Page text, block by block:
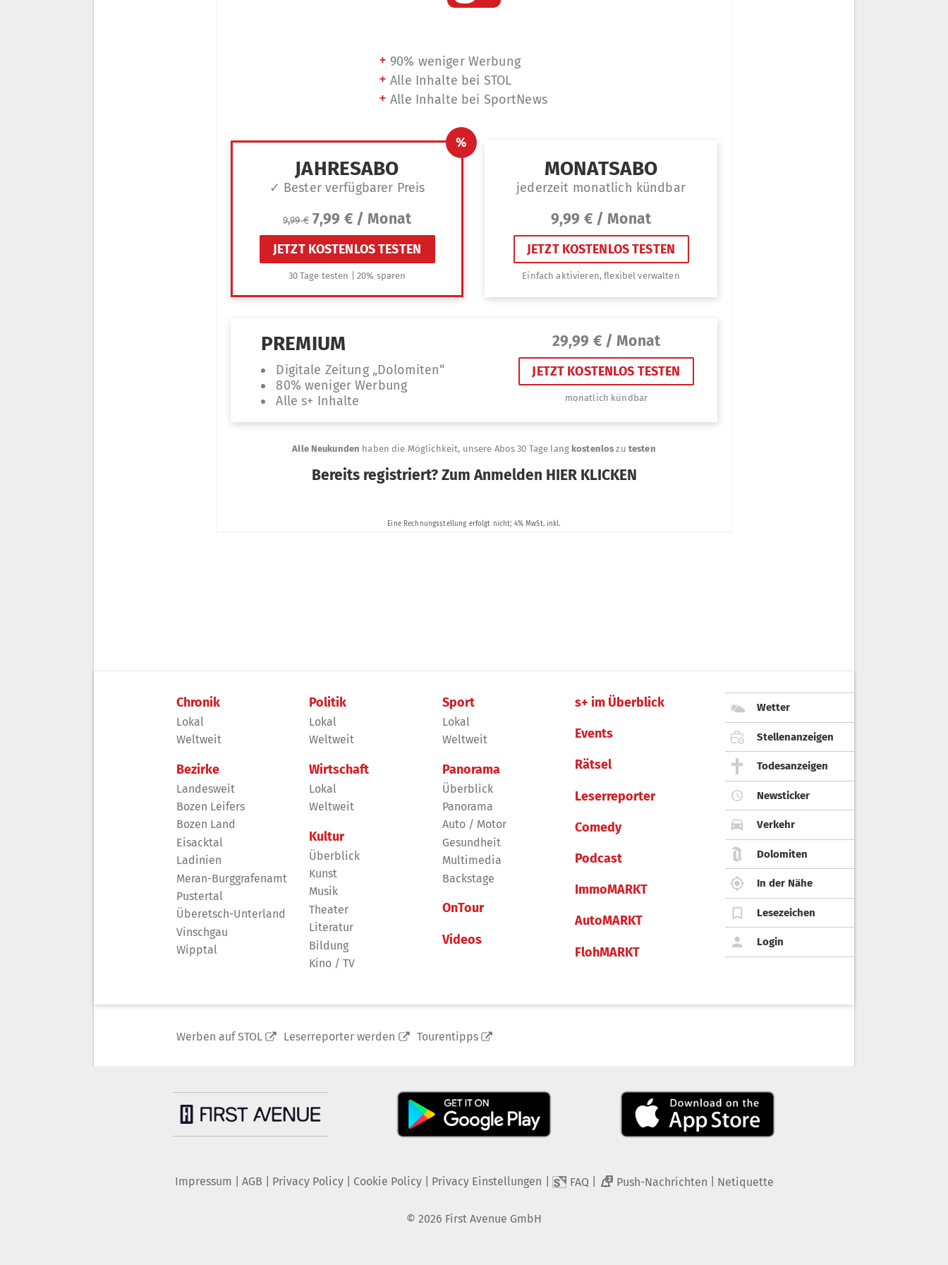
Chronik
Lokal
Weltweit
Bezirke
Landesweit
Bozen Leifers
Bozen Land
Eisacktal
Ladinien
Meran-Burggrafenamt
Pustertal
Überetsch-Unterland
Vinschgau
Wipptal
Politik
Lokal
Weltweit
Wirtschaft
Lokal
Weltweit
Kultur
Überblick
Kunst
Musik
Theater
Literatur
Bildung
Kino / TV
Sport
Lokal
Weltweit
Panorama
Überblick
Panorama
Auto / Motor
Gesundheit
Multimedia
Backstage
OnTour
Videos
s+ im Überblick
Events
Rätsel
Leserreporter
Comedy
Podcast
ImmoMARKT
AutoMARKT
FlohMARKT
Wetter
Stellenanzeigen
Todesanzeigen
Newsticker
Verkehr
Dolomiten
In der Nähe
Lesezeichen
Login
Werben auf STOL Leserreporter werden Tourentipps
Impressum AGB Privacy Policy| Cookie Policy| Privacy Einstellungen FAQ 2 Push-Nachrichten Netiquette
© 2026 First Avenue GmbH